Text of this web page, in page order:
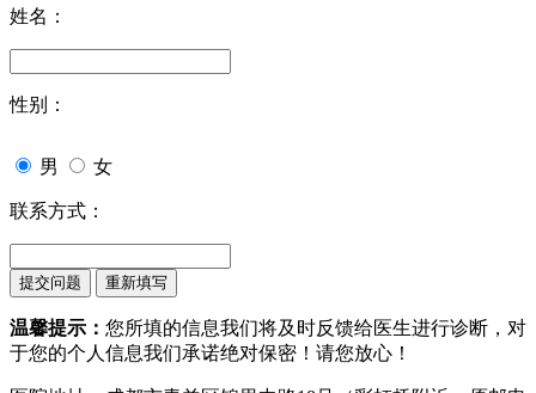
姓名：
性别：
男 女
联系方式：
温馨提示： 您所填的信息我们将及时反馈给医生进行诊断，对
于您的个人信息我们承诺绝对保密！请您放心！